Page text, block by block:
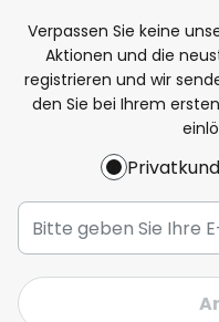
Verpassen Sie keine
Aktionen und die
registrieren und wir
den Sie bei Ihrem